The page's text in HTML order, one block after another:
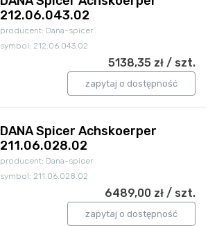
212.06.043.02
producent: Dana-spicer
symbol: 212.06.043.02
5138,35 zł / szt.
zapytaj o dostępność
DANA Spicer Achskoerper
211.06.028.02
producent: Dana-spicer
symbol: 211.06.028.02
6489,00 zł / szt.
zapytaj o dostępność